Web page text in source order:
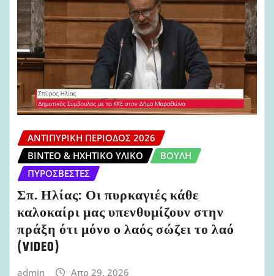
ΑΝΤΙΠΥΡΙΚΉ ΠΕΡΊΟΔΟΣ 2026
ΒΊΝΤΕΟ & ΗΧΗΤΙΚΌ ΥΛΙΚΌ
ΒΟΥΛΉ
ΠΥΡΟΣΒΈΣΤΕΣ
Σπ. Ηλίας: Οι πυρκαγιές κάθε
καλοκαίρι μας υπενθυμίζουν στην
πράξη ότι μόνο ο λαός σώζει το λαό
(VIDEO)
admin Απρ 29, 2026